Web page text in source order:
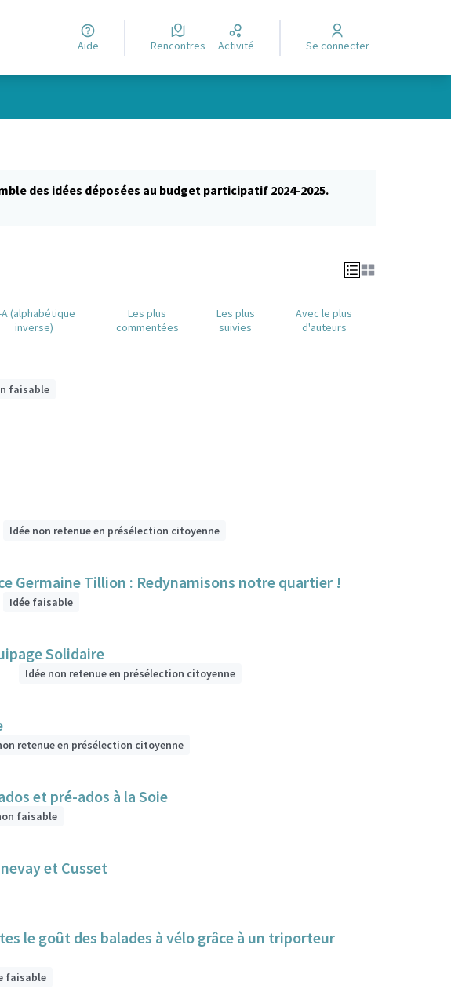
Aide Rencontres Activité Se connecter
des idées déposées au budget participatif 2024-2025.
A (alphabétique
inverse)
Les plus
commentées
Les plus
suivies
Avec le plus
d'auteurs
faisable
Idée non retenue en présélection citoyenne
Germaine Tillion : Redynamisons notre quartier !
Idée faisable
Solidaire
Idée non retenue en présélection citoyenne
retenue en présélection citoyenne
et pré-ados à la Soie
faisable
et Cusset
le goût des balades à vélo grâce à un triporteur
faisable